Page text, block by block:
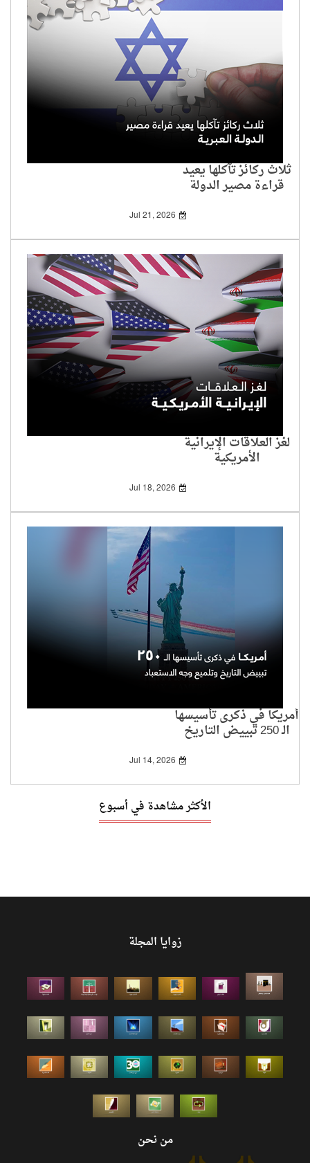
ثلاث ركائز تآكلها يعيد
قراءة مصير الدولة
Jul 21, 2026
لغز العلاقات الإيرانية
الأمريكية
Jul 18, 2026
أمريكا في ذكرى تأسيسها
الـ 250 تبييض التاريخ
وتلميع وجه الاستعباد
Jul 14, 2026
الأكثر مشاهدة في أسبوع
زوايا المجلة
من نحن